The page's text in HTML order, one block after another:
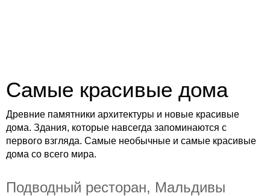
Самые красивые дома
Древние памятники архитектуры и новые красивые
дома. Здания, которые навсегда запоминаются с
первого взгляда. Самые необычные и самые красивые
дома со всего мира.
Подводный ресторан, Мальдивы